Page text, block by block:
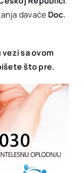
davaće Doc.
sa ovom
što pre.